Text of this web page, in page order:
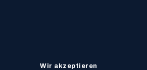
Wir akzeptieren